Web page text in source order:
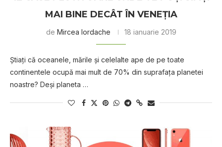
MAI BINE DECÂT ÎN VENEŢIA
de Mircea Iordache 18 ianuarie 2019
Ştiaţi că oceanele, mările şi celelalte ape de pe toate
continentele ocupă mai mult de 70% din suprafaţa planetei
noastre? Deşi planeta …